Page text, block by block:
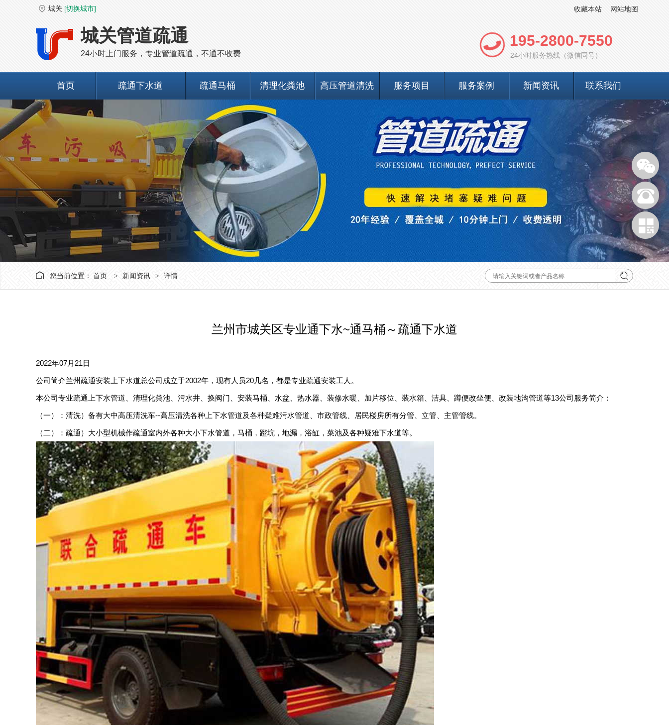
城关 [切换城市] 收藏本站 网站地图
城关管道疏通
24小时上门服务，专业管道疏通，不通不收费
195-2800-7550
24小时服务热线（微信同号）
首页 疏通下水道 疏通马桶 清理化粪池 高压管道清洗 服务项目 服务案例 新闻资讯 联系我们
您当前位置： 首页 > 新闻资讯 > 详情
兰州市城关区专业通下水~通马桶～疏通下水道
2022年07月21日
公司简介兰州疏通安装上下水道总公司成立于2002年，现有人员20几名，都是专业疏通安装工人。
本公司专业疏通上下水管道、清理化粪池、污水井、换阀门、安装马桶、水盆、热水器、装修水暖、加片移位、装水箱、洁具、蹲便改坐便、改装地沟管道等13公司服务简介：
（一）：清洗）备有大中高压清洗车--高压清洗各种上下水管道及各种疑难污水管道、市政管线、居民楼房所有分管、立管、主管管线。
（二）：疏通）大小型机械作疏通室内外各种大小下水管道，马桶，蹬坑，地漏，浴缸，菜池及各种疑难下水道等。